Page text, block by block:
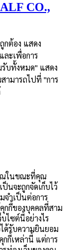
CO.,
กต้อง แสดง
ะเพื่อการ
รับทั้งหมด" แสดง
ามารถไปที่ "การ
ณในขณะที่คุณ
นจะถูกจัดเก็บไว้
จำเป็นต่อการ
กกี้ของบุคคลที่สาม
ไซต์นี้อย่างไร
ด้รับความยินยอม
กกี้เหล่านี้ แต่การ